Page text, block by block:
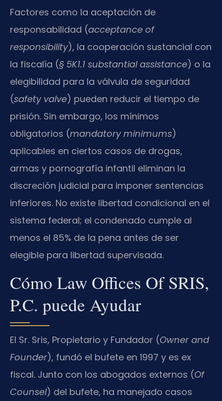
Factores como la aceptación de
responsabilidad (acceptance of
responsibility), la cooperación sustancial con
la fiscalía (§ 5K1.1 substantial assistance) o la
elegibilidad para la válvula de seguridad
(safety valve) pueden reducir el tiempo de
prisión. Sin embargo, los mínimos
obligatorios (mandatory minimums)
aplicables en ciertos casos de drogas,
armas y pornografía infantil eliminan la
discreción judicial para imponer sentencias
inferiores. No existe libertad condicional en el
sistema federal; el condenado cumple al
menos el 85% de la pena antes de ser
elegible para libertad supervisada.
Cómo Law Offices Of SRIS,
P.C. puede Ayudar
El Sr. Sris, Propietario y Fundador (Owner and
Founder), fundó el bufete en 1997 y es ex
fiscal. Junto con los abogados externos (Of
Counsel) del bufete, ha manejado casos